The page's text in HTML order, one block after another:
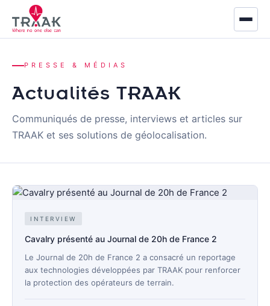
À propos
Marchés
Industrie
Logistique
Produits
BASILIK
PRESSE & MÉDIAS
Actualités TRAAK
Communiqués de presse, interviews et articles sur
TRAAK et ses solutions de géolocalisation.
INTERVIEW
Cavalry présenté au Journal de 20h de France 2
Le Journal de 20h de France 2 a consacré un reportage
aux technologies développées par TRAAK pour renforcer
la protection des opérateurs de terrain.